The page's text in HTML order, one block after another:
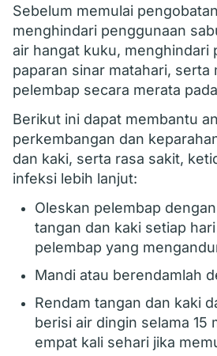
Sebelum memulai
menghindari penggunaan
air hangat kuku, menghindari
paparan sinar matahari, serta
pelembap secara merata
Berikut ini dapat membantu
perkembangan dan
dan kaki, serta rasa sakit,
infeksi lebih lanjut:
Oleskan pelembap
tangan dan kaki setiap
pelembap yang
Mandi atau berendamlah
Rendam tangan dan kaki
berisi air dingin selama 15
empat kali sehari jika